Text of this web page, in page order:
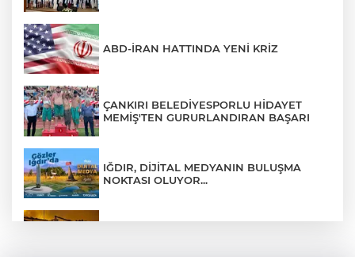
ABD-İRAN HATTINDA YENİ KRİZ
ÇANKIRI BELEDİYESPORLU HİDAYET
MEMİŞ'TEN GURURLANDIRAN BAŞARI
IĞDIR, DİJİTAL MEDYANIN BULUŞMA
NOKTASI OLUYOR...